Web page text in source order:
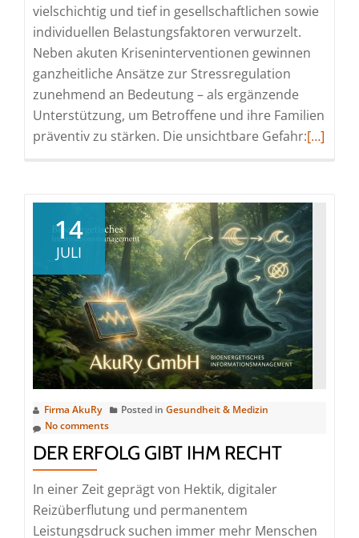
vielschichtig und tief in gesellschaftlichen sowie
individuellen Belastungsfaktoren verwurzelt.
Neben akuten Kriseninterventionen gewinnen
ganzheitliche Ansätze zur Stressregulation
zunehmend an Bedeutung – als ergänzende
Unterstützung, um Betroffene und ihre Familien
präventiv zu stärken. Die unsichtbare Gefahr:Read
in
sondern
bittere
Realität
[…]
14
JULI
Firma AkuRy Posted in Gesundheit & Medizin
No comments
DER ERFOLG GIBT IHM RECHT
In einer Zeit geprägt von Hektik, digitaler
Reizüberflutung und permanentem
Leistungsdruck suchen immer mehr Menschen